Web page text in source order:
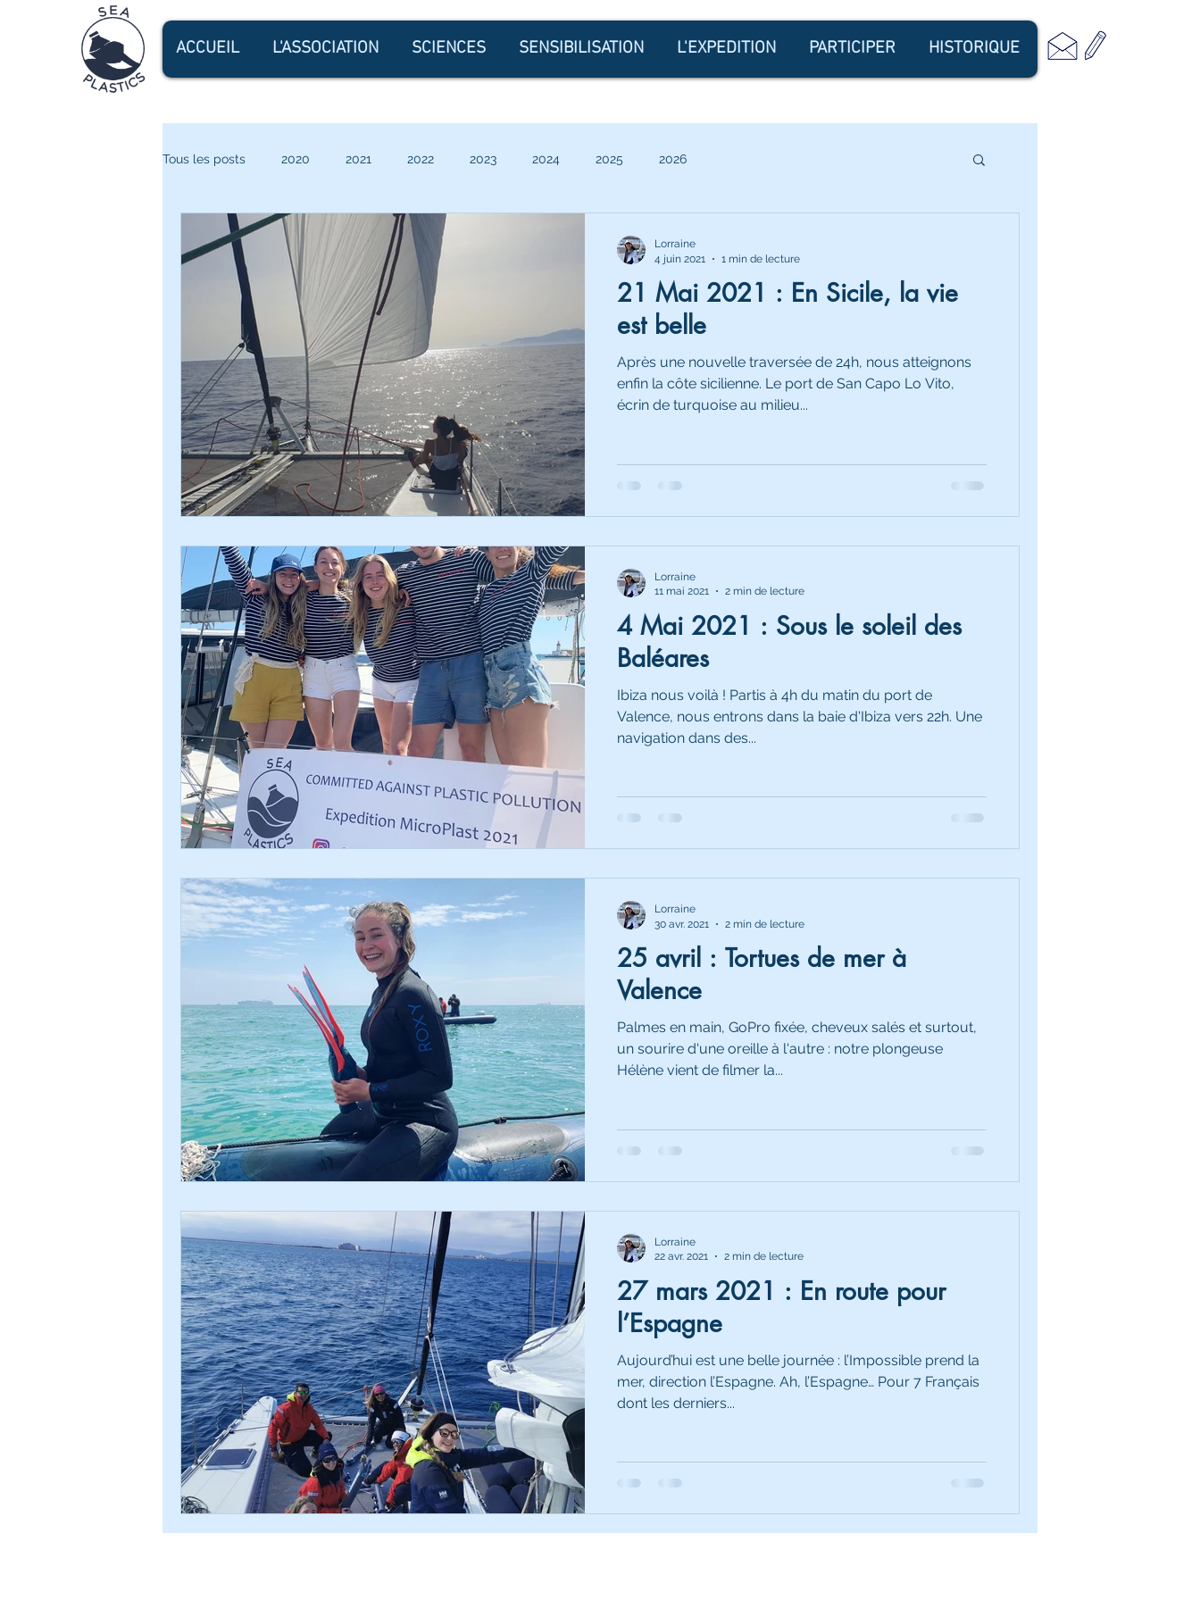
ACCUEIL L'ASSOCIATION SCIENCES SENSIBILISATION L'EXPEDITION PARTICIPER HISTORIQUE
Tous les posts 2020 2021 2022 2023 2024 2025 2026
21 Mai 2021 : En Sicile, la vie
est belle
Après une nouvelle traversée de 24h, nous atteignons
enfin la côte sicilienne. Le port de San Capo Lo Vito,
écrin de turquoise au milieu...
Lorraine
4 juin 2021
1 min de lecture
4 Mai 2021 : Sous le soleil des
Baléares
Ibiza nous voilà ! Partis à 4h du matin du port de
Valence, nous entrons dans la baie d'Ibiza vers 22h. Une
navigation dans des...
Lorraine
11 mai 2021
2 min de lecture
25 avril : Tortues de mer à
Valence
Palmes en main, GoPro fixée, cheveux salés et surtout,
un sourire d'une oreille à l'autre : notre plongeuse
Hélène vient de filmer la...
Lorraine
30 avr. 2021
2 min de lecture
27 mars 2021 : En route pour
l’Espagne
Aujourd’hui est une belle journée : l’Impossible prend la
mer, direction l’Espagne. Ah, l’Espagne… Pour 7 Français
dont les derniers...
Lorraine
22 avr. 2021
2 min de lecture